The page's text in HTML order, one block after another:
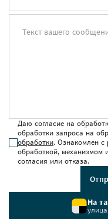
Текст вашего
Даю согласие на
обработки запроса на
обработки. Ознакомлен с
обработкой, механизмом
согласия или отказа.
На